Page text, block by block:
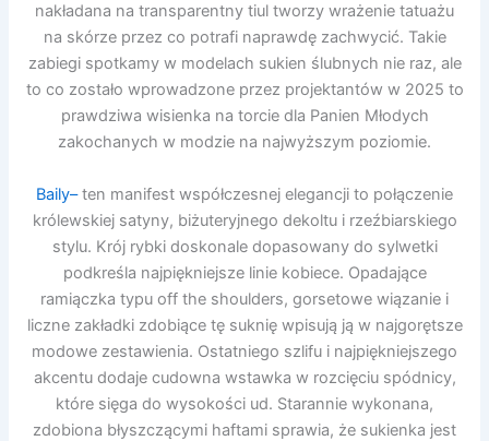
nakładana na transparentny tiul tworzy wrażenie tatuażu
na skórze przez co potrafi naprawdę zachwycić. Takie
zabiegi spotkamy w modelach sukien ślubnych nie raz, ale
to co zostało wprowadzone przez projektantów w 2025 to
prawdziwa wisienka na torcie dla Panien Młodych
zakochanych w modzie na najwyższym poziomie.
Baily–ten manifest współczesnej elegancji to połączenie
królewskiej satyny, biżuteryjnego dekoltu i rzeźbiarskiego
stylu. Krój rybki doskonale dopasowany do sylwetki
podkreśla najpiękniejsze linie kobiece. Opadające
ramiączka typu off the shoulders, gorsetowe wiązanie i
liczne zakładki zdobiące tę suknię wpisują ją w najgorętsze
modowe zestawienia. Ostatniego szlifu i najpiękniejszego
akcentu dodaje cudowna wstawka w rozcięciu spódnicy,
które sięga do wysokości ud. Starannie wykonana,
zdobiona błyszczącymi haftami sprawia, że sukienka jest